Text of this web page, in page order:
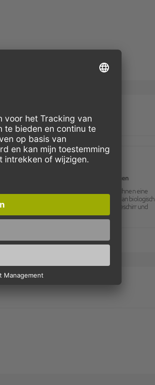
Versand Bioverpackungen
Pack2go bietet Ihnen eine
große Auswahl an biologisch
abbaubarem Geschirr und
Besteck.